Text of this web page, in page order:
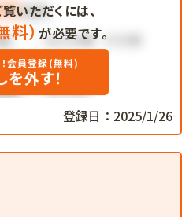
いただくには、
） が必要です。
会員登録(無料)
を外す！
登録日：2025/1/26